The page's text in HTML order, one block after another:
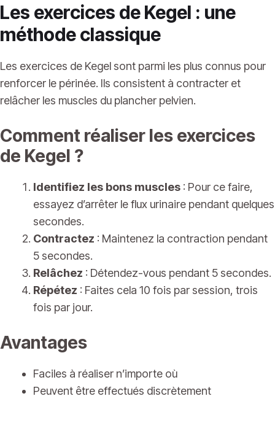
Les exercices de Kegel : une
méthode classique
Les exercices de Kegel sont parmi les plus connus pour
renforcer le périnée. Ils consistent à contracter et
relâcher les muscles du plancher pelvien.
Comment réaliser les exercices
de Kegel ?
Identifiez les bons muscles : Pour ce faire,
essayez d’arrêter le flux urinaire pendant quelques
secondes.
Contractez : Maintenez la contraction pendant
5 secondes.
Relâchez : Détendez-vous pendant 5 secondes.
Répétez : Faites cela 10 fois par session, trois
fois par jour.
Avantages
Faciles à réaliser n’importe où
Peuvent être effectués discrètement